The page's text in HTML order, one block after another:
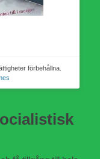
förbehållna.